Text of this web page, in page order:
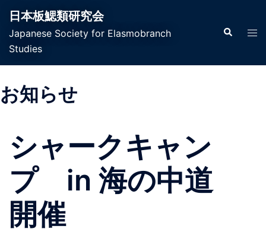
日本板鰓類研究会
Japanese Society for Elasmobranch
Studies
お知らせ
シャークキャン
プ in 海の中道
開催